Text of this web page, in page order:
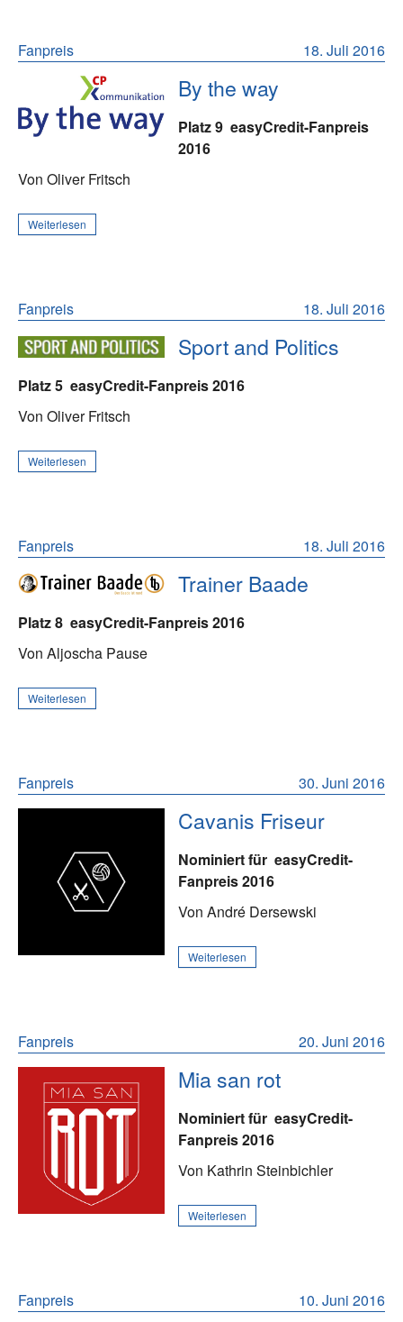
18. Juli 2016
Fanpreis
By the way
Platz 9 easyCredit-Fanpreis
2016
Von Oliver Fritsch
Weiterlesen
18. Juli 2016
Fanpreis
Sport and Politics
Platz 5 easyCredit-Fanpreis 2016
Von Oliver Fritsch
Weiterlesen
18. Juli 2016
Fanpreis
Trainer Baade
Platz 8 easyCredit-Fanpreis 2016
Von Aljoscha Pause
Weiterlesen
30. Juni 2016
Fanpreis
Cavanis Friseur
Nominiert für easyCredit-
Fanpreis 2016
Von André Dersewski
Weiterlesen
20. Juni 2016
Fanpreis
Mia san rot
Nominiert für easyCredit-
Fanpreis 2016
Von Kathrin Steinbichler
Weiterlesen
10. Juni 2016
Fanpreis